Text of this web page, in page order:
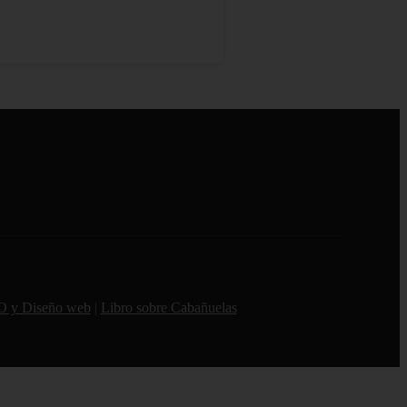
y Diseño web Libro sobre Cabañuelas